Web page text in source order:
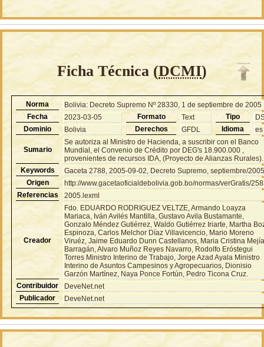
Ficha Técnica (DCMI)
Norma
Bolivia: Decreto Supremo Nº 28330, 1 de septiembre de 2005
Fecha
2023-03-05 Formato Text Tipo
Dominio
Bolivia Derechos GFDL Idioma es
Sumario
Se autoriza al Ministro de Hacienda, a suscribir con el Banco
Mundial, el Convenio de Crédito por DEG's 18.900.000 ,
provenientes de recursos IDA, (Proyecto de Alianzas Rurales).
Keywords
Gaceta 2788, 2005-09-02, Decreto Supremo, septiembre/
Origen
http://www.gacetaoficialdebolivia.gob.bo/normas/verGratis/
Referencias
2005.lexml
Creador
Fdo. EDUARDO RODRIGUEZ VELTZE, Armando Loayza
Mariaca, Iván Avilés Mantilla, Gustavo Avila Bustamante,
Gonzalo Méndez Gutiérrez, Waldo Gutiérrez Iriarte, Martha
Espinoza, Carlos Melchor Díaz Villavicencio, Mario Moreno
Viruéz, Jaime Eduardo Dunn Castellanos, Maria Cristina
Barragán, Alvaro Muñoz Reyes Navarro, Rodolfo Eróstegui
Torres Ministro Interino de Trabajo, Jorge Azad Ayala Ministro
Interino de Asuntos Campesinos y Agropecuarios, Dionisio
Garzón Martínez, Naya Ponce Fortún, Pedro Ticona Cruz.
Contribuidor
DeveNet.net
Publicador
DeveNet.net